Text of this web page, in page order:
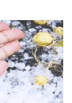
れらに付帯、関
、提供するため
、取得した個人
ビスをご提案す
。）
行うため
報